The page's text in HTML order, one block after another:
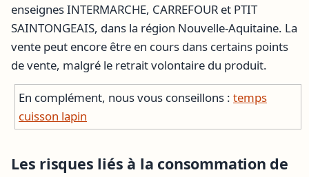
enseignes INTERMARCHE, CARREFOUR et PTIT
SAINTONGEAIS, dans la région Nouvelle-Aquitaine. La
vente peut encore être en cours dans certains points
de vente, malgré le retrait volontaire du produit.
En complément, nous vous conseillons : temps
cuisson lapin
Les risques liés à la consommation de